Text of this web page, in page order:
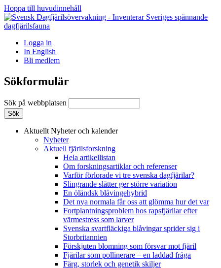
Hoppa till huvudinnehåll
Logga in
In English
Bli medlem
Sökformulär
Sök på webbplatsen
Aktuellt Nyheter och kalender
Nyheter
Aktuell fjärilsforskning
Hela artikellistan
Om forskningsartiklar och referenser
Varför förlorade vi tre svenska dagfjärilar?
Slingrande slåtter ger större variation
En öländsk blåvingehybrid
Det nya normala får oss att glömma hur det var
Fortplantningsproblem hos rapsfjärilar efter
värmestress som larver
Svenska svartfläckiga blåvingar sprider sig i
Storbritannien
Förskjuten blomning som försvar mot fjäril
Fjärilar som pollinerare – en laddad fråga
Färg, storlek och genetik skiljer